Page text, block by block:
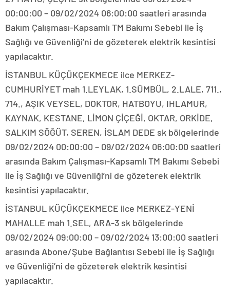
00:00:00 – 09/02/2024 06:00:00 saatleri arasında
Bakım Çalışması-Kapsamlı TM Bakımı Sebebi ile İş
Sağlığı ve Güvenliği’ni de gözeterek elektrik kesintisi
yapılacaktır.
İSTANBUL KÜÇÜKÇEKMECE ilce MERKEZ-
CUMHURİYET mah 1.LEYLAK, 1.SÜMBÜL, 2.LALE, 711.,
714., AŞIK VEYSEL, DOKTOR, HATBOYU, IHLAMUR,
KAYNAK, KESTANE, LİMON ÇİÇEĞİ, OKTAR, ORKİDE,
SALKIM SÖĞÜT, SEREN, İSLAM DEDE sk bölgelerinde
09/02/2024 00:00:00 – 09/02/2024 06:00:00 saatleri
arasında Bakım Çalışması-Kapsamlı TM Bakımı Sebebi
ile İş Sağlığı ve Güvenliği’ni de gözeterek elektrik
kesintisi yapılacaktır.
İSTANBUL KÜÇÜKÇEKMECE ilce MERKEZ-YENİ
MAHALLE mah 1.SEL, ARA-3 sk bölgelerinde
09/02/2024 09:00:00 – 09/02/2024 13:00:00 saatleri
arasında Abone/Şube Bağlantısı Sebebi ile İş Sağlığı
ve Güvenliği’ni de gözeterek elektrik kesintisi
yapılacaktır.